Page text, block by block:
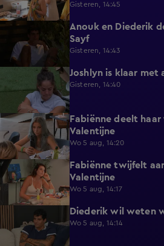
Gisteren, 14:45
0:48
Anouk en Diederik
Sayf
Gisteren, 14:43
Joshlyn is klaar met
Gisteren, 14:40
0:29
Fabiënne deelt
Valentijne
Wo 5 aug, 14:20
0:58
Fabiënne twijfelt
Valentijne
Wo 5 aug, 14:17
Diederik wil weten
Wo 5 aug, 14:14